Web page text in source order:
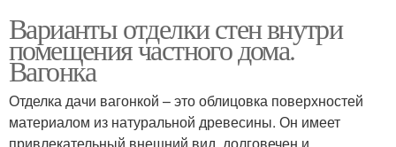
Варианты отделки стен внутри
помещения частного дома.
Вагонка
Отделка дачи вагонкой – это облицовка поверхностей
материалом из натуральной древесины. Он имеет